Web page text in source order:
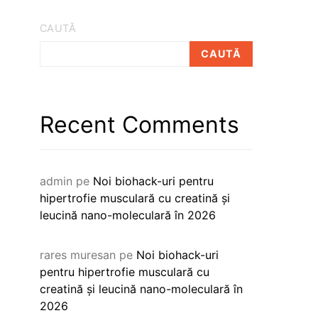
CAUTĂ
CAUTĂ
Recent Comments
admin pe Noi biohack-uri pentru
hipertrofie musculară cu creatină și
leucină nano-moleculară în 2026
rares muresan pe Noi biohack-uri
pentru hipertrofie musculară cu
creatină și leucină nano-moleculară în
2026